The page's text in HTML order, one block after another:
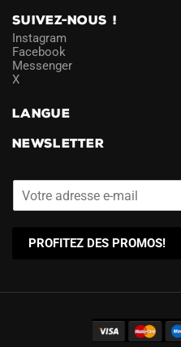
SUIVEZ-NOUS !
Instagram
Facebook
Messenger
X
LANGUE
NEWSLETTER
PROFITEZ DES PROMOS!